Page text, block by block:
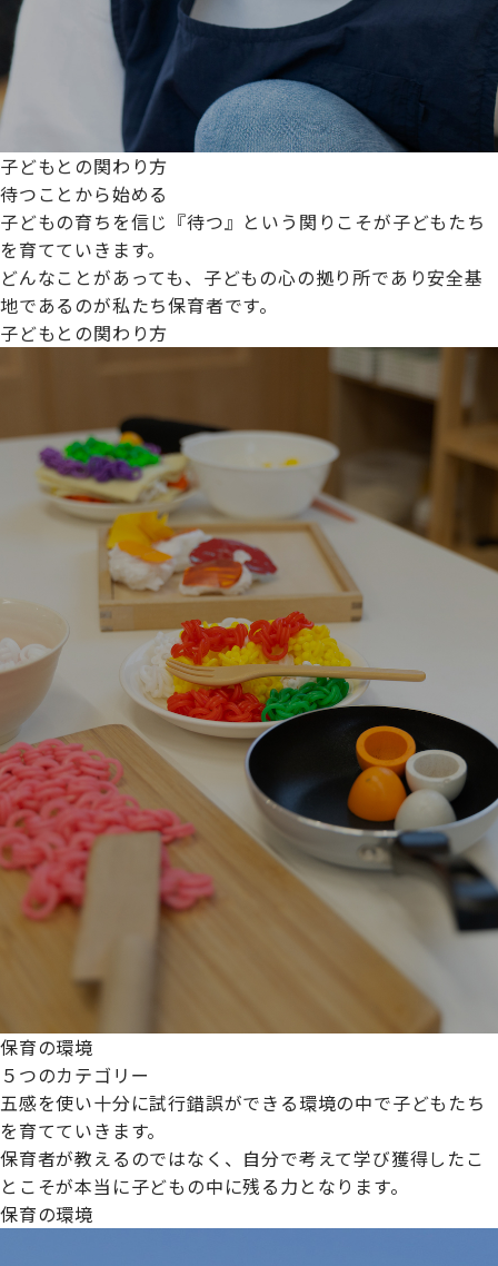
子どもとの関わり方
待つことから始める
子どもの育ちを信じ『待つ』という関りこそが子どもたち
を育てていきます。
どんなことがあっても、子どもの心の拠り所であり安全基
地であるのが私たち保育者です。
子どもとの関わり方
保育の環境
５つのカテゴリー
五感を使い十分に試行錯誤ができる環境の中で子どもたち
を育てていきます。
保育者が教えるのではなく、自分で考えて学び獲得したこ
とこそが本当に子どもの中に残る力となります。
保育の環境